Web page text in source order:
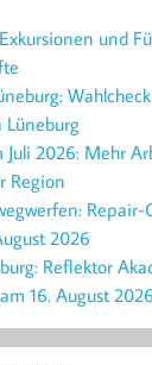
und
Lüneburg
2026: Mehr
Region
Repair-
2026
Reflektor
16. August 2026